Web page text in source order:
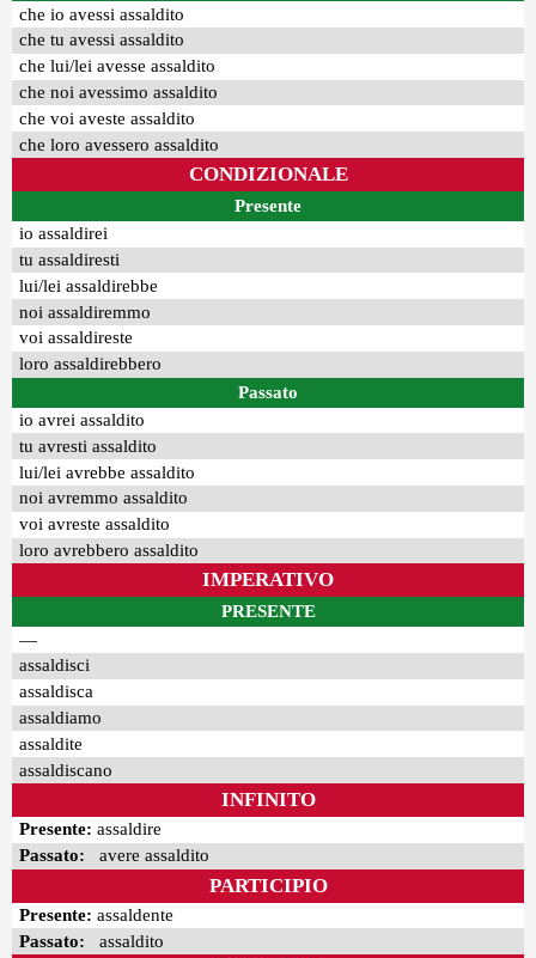
che io avessi assaldito
che tu avessi assaldito
che lui/lei avesse assaldito
che noi avessimo assaldito
che voi aveste assaldito
che loro avessero assaldito
CONDIZIONALE
Presente
io assaldirei
tu assaldiresti
lui/lei assaldirebbe
noi assaldiremmo
voi assaldireste
loro assaldirebbero
Passato
io avrei assaldito
tu avresti assaldito
lui/lei avrebbe assaldito
noi avremmo assaldito
voi avreste assaldito
loro avrebbero assaldito
IMPERATIVO
PRESENTE
—
assaldisci
assaldisca
assaldiamo
assaldite
assaldiscano
INFINITO
Presente: assaldire
Passato: avere assaldito
PARTICIPIO
Presente: assaldente
Passato: assaldito